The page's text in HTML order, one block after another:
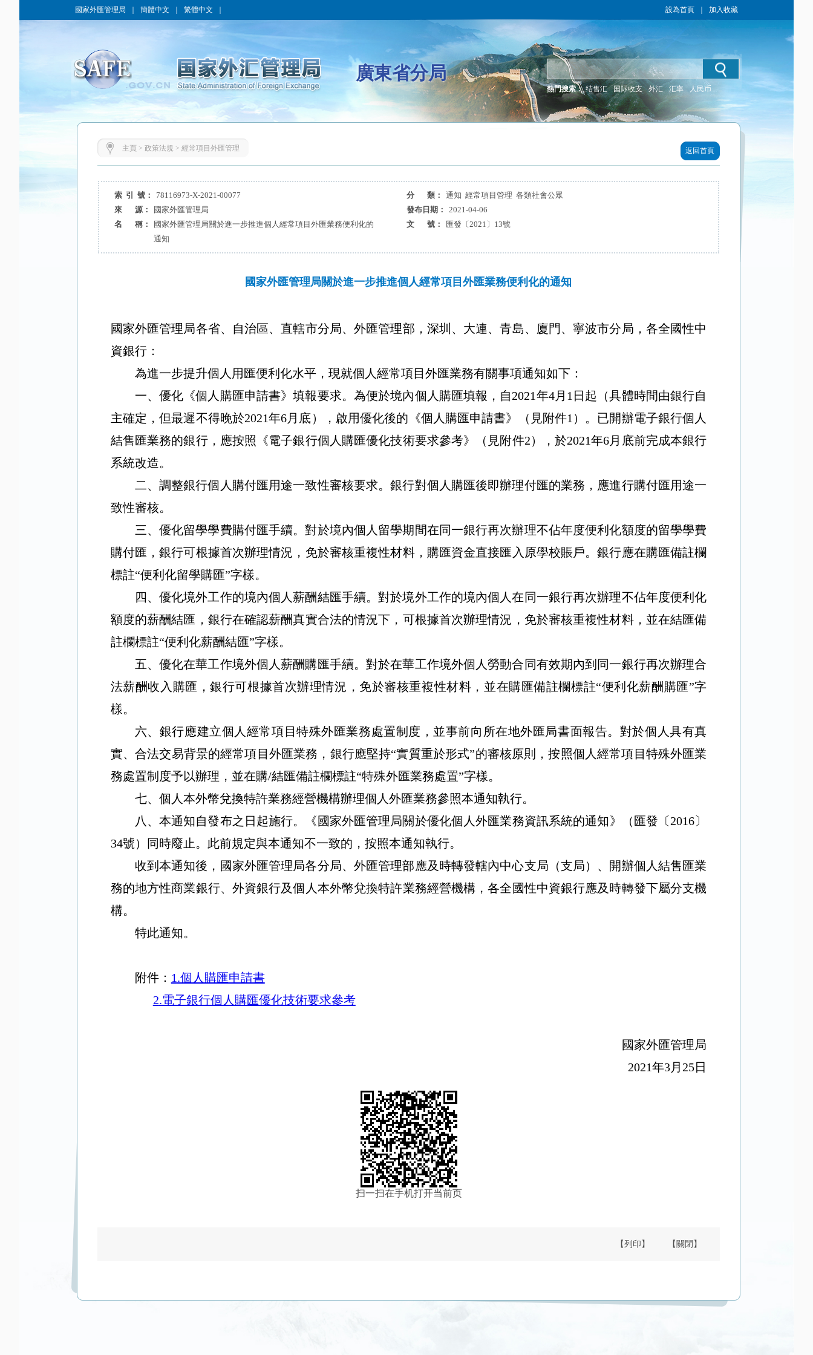
國家外匯管理局 簡體中文 繁體中文 設為首頁 加入收藏
廣東省分局
熱門搜索： 结售汇 国际收支 外汇 汇率 人民币
主頁 > 政策法規 > 經常項目外匯管理 返回首頁
索 引 號： 78116973-X-2021-00077 分 類：
通知 經常項目管理 各類社會公眾
來 源：
國家外匯管理局 發布日期：
2021-04-06
名 稱：
國家外匯管理局關於進一步推進個人經常項目外匯業務便利化的
通知
文 號： 匯發〔2021〕13號
國家外匯管理局關於進一步推進個人經常項目外匯業務便利化的通知
國家外匯管理局各省、自治區、直轄市分局、外匯管理部，深圳、大連、青島、廈門、寧波市分局，各全國性中
資銀行：
為進一步提升個人用匯便利化水平，現就個人經常項目外匯業務有關事項通知如下：
一、優化《個人購匯申請書》填報要求。為便於境內個人購匯填報，自2021年4月 1 日起（具體時間由銀行自
主確定，但最遲不得晚於2021年6月底），啟用優化後的《個人購匯申請書》（見附件1 ）。已開辦電子銀行個人
結售匯業務的銀行，應按照《電子銀行個人購匯優化技術要求參考》（見附件2），於2021年6月底前完成本銀行
系統改造。
二、調整銀行個人購付匯用途一致性審核要求。銀行對個人購匯後即辦理付匯的業務，應進行購付匯用途一
致性審核。
三、優化留學學費購付匯手續。對於境內個人留學期間在同一銀行再次辦理不佔年度便利化額度的留學學費
購付匯，銀行可根據首次辦理情況，免於審核重複性材料，購匯資金直接匯入原學校賬戶。銀行應在購匯備註欄
標註“便利化留學購匯”字樣。
四、優化境外工作的境內個人薪酬結匯手續。對於境外工作的境內個人在同一銀行再次辦理不佔年度便利化
額度的薪酬結匯，銀行在確認薪酬真實合法的情況下，可根據首次辦理情況，免於審核重複性材料，並在結匯備
註欄標註“便利化薪酬結匯”字樣。
五、優化在華工作境外個人薪酬購匯手續。對於在華工作境外個人勞動合同有效期內到同一銀行再次辦理合
法薪酬收入購匯，銀行可根據首次辦理情況，免於審核重複性材料，並在購匯備註欄標註“便利化薪酬購匯”字
樣。
六、銀行應建立個人經常項目特殊外匯業務處置制度，並事前向所在地外匯局書面報告。對於個人具有真
實、合法交易背景的經常項目外匯業務，銀行應堅持“實質重於形式”的審核原則，按照個人經常項目特殊外匯業
務處置制度予以辦理，並在購/結匯備註欄標註“特殊外匯業務處置”字樣。
七、個人本外幣兌換特許業務經營機構辦理個人外匯業務參照本通知執行。
八、本通知自發布之日起施行。《國家外匯管理局關於優化個人外匯業務資訊系統的通知》（匯發〔2016〕
34號）同時廢止。此前規定與本通知不一致的，按照本通知執行。
收到本通知後，國家外匯管理局各分局、外匯管理部應及時轉發轄內中心支局（支局）、開辦個人結售匯業
務的地方性商業銀行、外資銀行及個人本外幣兌換特許業務經營機構，各全國性中資銀行應及時轉發下屬分支機
構。
特此通知。
附件： 1.個人購匯申請書
2.電子銀行個人購匯優化技術要求參考
國家外匯管理局
2021年3月 25日
扫一扫在手机打开当前页
【列印】 【關閉】